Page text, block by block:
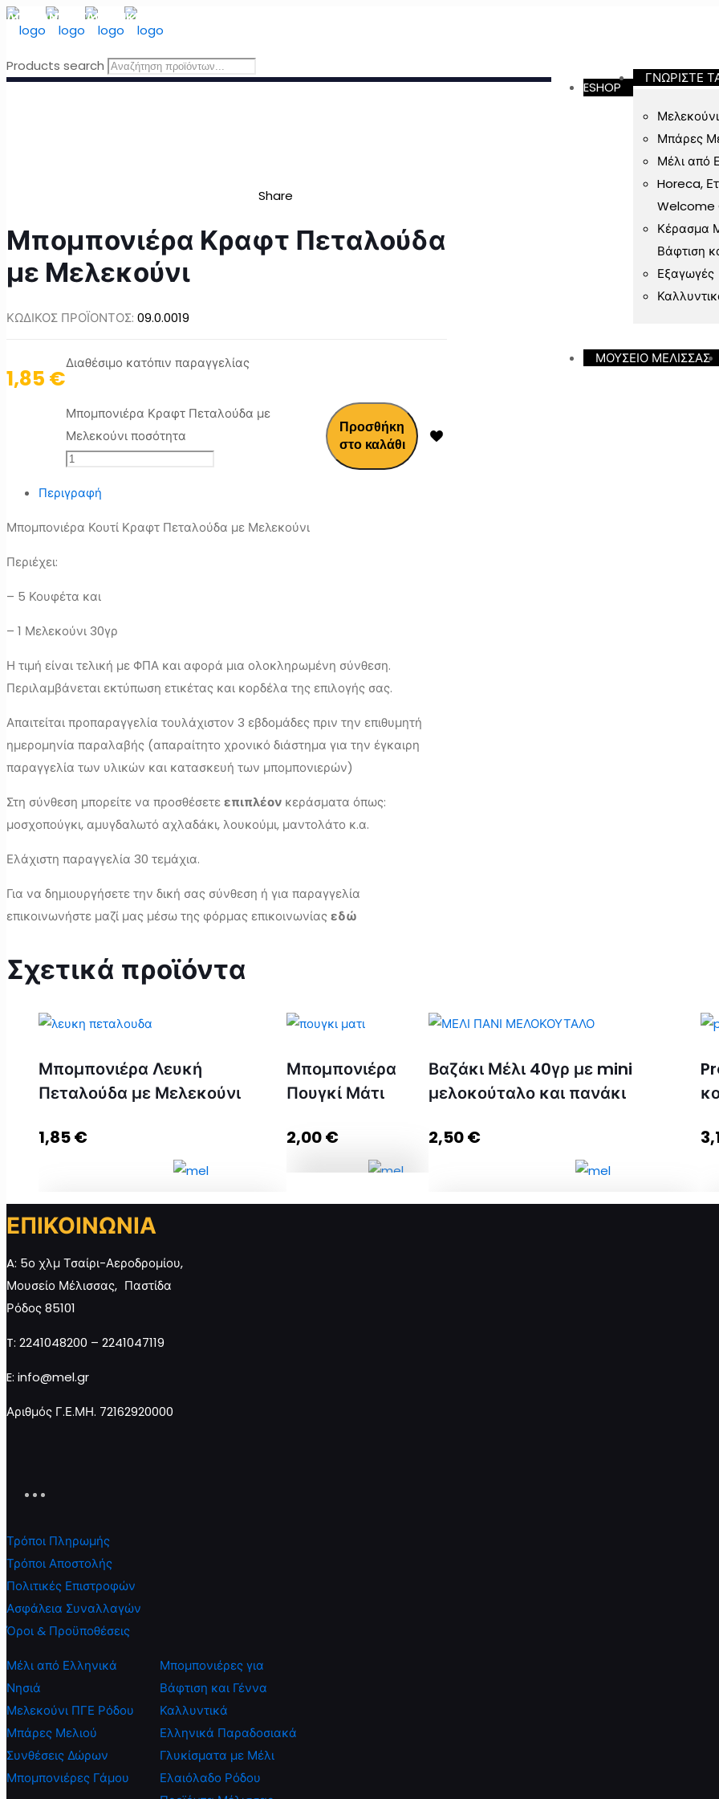
ΔΩΡΕΑΝ ΜΕΤΑΦΟΡΙΚΑ
ESHOP
ΓΝΩΡΙΣΤΕ
Μπάρες
Μέλι από
Horeca,
Welcome
Κέρασμα
Βάφτιση
Εξαγωγές
ΜΟΥΣΕΙΟ ΜΕΛΙΣΣΑΣ
Products search
Share
Μπομπονιέρα Κραφτ Πεταλούδα
με Μελεκούνι
ΚΩΔΙΚΟΣ ΠΡΟΪΟΝΤΟΣ: 09.0.0019
1,85 €
Διαθέσιμο κατόπιν παραγγελίας
Μπομπονιέρα Κραφτ Πεταλούδα με
Μελεκούνι ποσότητα
Προσθήκη
στο καλάθι
Περιγραφή
Μπομπονιέρα Κουτί Κραφτ Πεταλούδα με Μελεκούνι
Περιέχει:
– 5 Κουφέτα και
– 1 Μελεκούνι 30γρ
Η τιμή είναι τελική με ΦΠΑ και αφορά μια ολοκληρωμένη σύνθεση.
Περιλαμβάνεται εκτύπωση ετικέτας και κορδέλα της επιλογής σας.
Απαιτείται προπαραγγελία τουλάχιστον 3 εβδομάδες πριν την επιθυμητή
ημερομηνία παραλαβής (απαραίτητο χρονικό διάστημα για την έγκαιρη
παραγγελία των υλικών και κατασκευή των μπομπονιερών)
Στη σύνθεση μπορείτε να προσθέσετε επιπλέον κεράσματα όπως:
μοσχοπούγκι, αμυγδαλωτό αχλαδάκι, λουκούμι, μαντολάτο κ.α.
Ελάχιστη παραγγελία 30 τεμάχια.
Για να δημιουργήσετε την δική σας σύνθεση ή για παραγγελία
επικοινωνήστε μαζί μας μέσω της φόρμας επικοινωνίαςεδώ
Σχετικά προϊόντα
Μπομπονιέρα Λευκή
Πεταλούδα με Μελεκούνι
1,85€
Μπομπονιέρα Λευκή Πεταλούδα με
Μελεκούνι ποσότητα
Μπομπονιέρα
Πουγκί Μάτι
2,00€
Βαζάκι Μέλι 40γρ με mini
μελοκούταλο και πανάκι
2,50€
ΕΠΙΚΟΙΝΩΝΙΑ
A: 5ο χλμ Τσαίρι-Αεροδρομίου,
Μουσείο Μέλισσας, Παστίδα
Ρόδος 85101
T: 2241048200 – 2241047119
E: info@mel.gr
Αριθμός Γ.Ε.ΜΗ. 72162920000
Τρόποι Πληρωμής
Τρόποι Αποστολής
Πολιτικές Επιστροφών
Ασφάλεια Συναλλαγών
Όροι & Προϋποθέσεις
Μέλι από Ελληνικά
Νησιά
Μελεκούνι ΠΓΕ Ρόδου
Μπάρες Μελιού
Συνθέσεις Δώρων
Μπομπονιέρες Γάμου
Μπομπονιέρες για
Βάφτιση και Γέννα
Καλλυντικά
Ελληνικά Παραδοσιακά
Γλυκίσματα με Μέλι
Ελαιόλαδο Ρόδου